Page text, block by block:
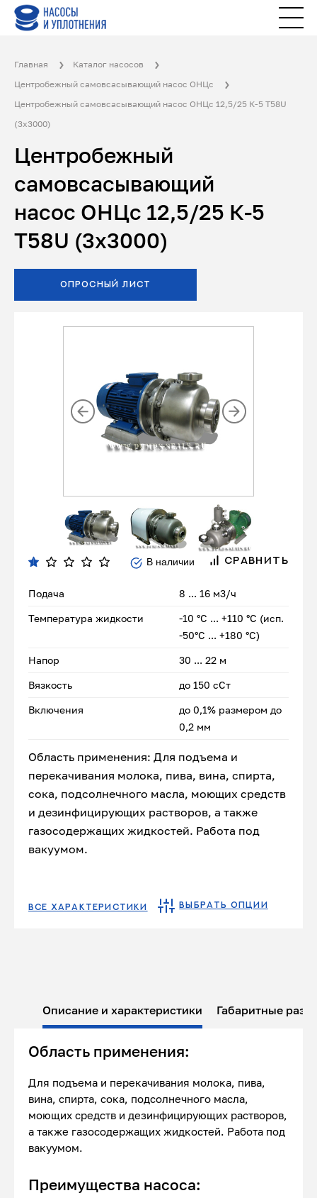
Главная
Каталог насосов
Центробежный самовсасывающий насос ОНЦс
Центробежный самовсасывающий насос ОНЦс 12,5/25 К-5 Т58U
(3х3000)
Центробежный
самовсасывающий
насос ОНЦс 12,5/25 К-5
Т58U (3х3000)
ОПРОСНЫЙ ЛИСТ
В наличии СРАВНИТЬ
Подача 8 ... 16 м3/ч
Температура жидкости
-10 °С ... +110 °С (исп.
-50°С ... +180 °С)
Напор 30 ... 22 м
Вязкость до 150 сСт
Включения
до 0,1% размером до
0,2 мм
Область применения: Для подъема и
перекачивания молока, пива, вина, спирта,
сока, подсолнечного масла, моющих средств
и дезинфицирующих растворов, а также
газосодержащих жидкостей. Работа под
вакуумом.
ВСЕ ХАРАКТЕРИСТИКИ ВЫБРАТЬ ОПЦИИ
Описание и характеристики Габаритные
Область применения:
Для подъема и перекачивания молока, пива,
вина, спирта, сока, подсолнечного масла,
моющих средств и дезинфицирующих растворов,
а также газосодержащих жидкостей. Работа под
вакуумом.
Преимущества насоса: